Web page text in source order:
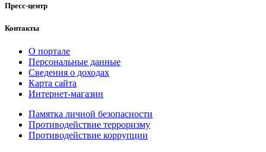
Пресс-центр
Контакты
О портале
Персональные данные
Сведения о доходах
Карта сайта
Интернет-магазин
Памятка личной безопасности
Противодействие терроризму
Противодействие коррупции